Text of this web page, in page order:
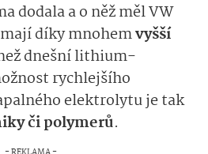
dodala a o něž měl VW
díky mnohemvyšší
dnešní lithium-
rychlejšího
elektrolytu je tak
či polymerů.